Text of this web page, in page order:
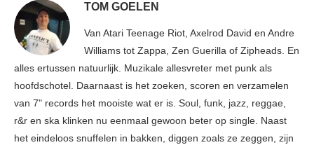
TOM GOELEN
Van Atari Teenage Riot, Axelrod David en Andre
Williams tot Zappa, Zen Guerilla of Zipheads. En
alles ertussen natuurlijk. Muzikale allesvreter met punk als
hoofdschotel. Daarnaast is het zoeken, scoren en verzamelen
van 7" records het mooiste wat er is. Soul, funk, jazz, reggae,
r&r en ska klinken nu eenmaal gewoon beter op single. Naast
het eindeloos snuffelen in bakken, diggen zoals ze zeggen, zijn